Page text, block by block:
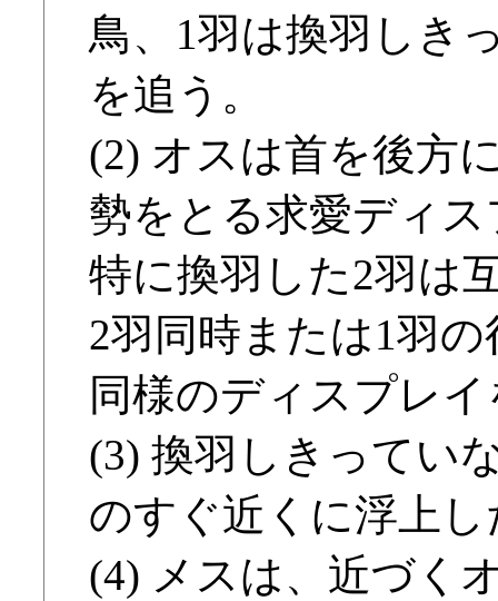
鳥、1羽は換羽しき
を追う。
(2) オスは首を後方
勢をとる求愛ディ
特に換羽した2羽は
2羽同時または1羽
同様のディスプレ
(3) 換羽しきってい
のすぐ近くに浮上
(4) メスは、近づく